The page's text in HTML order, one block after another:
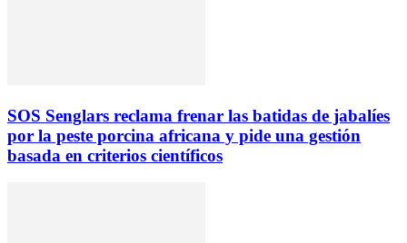
SOS Senglars reclama frenar las batidas de jabalíes
por la peste porcina africana y pide una gestión
basada en criterios científicos